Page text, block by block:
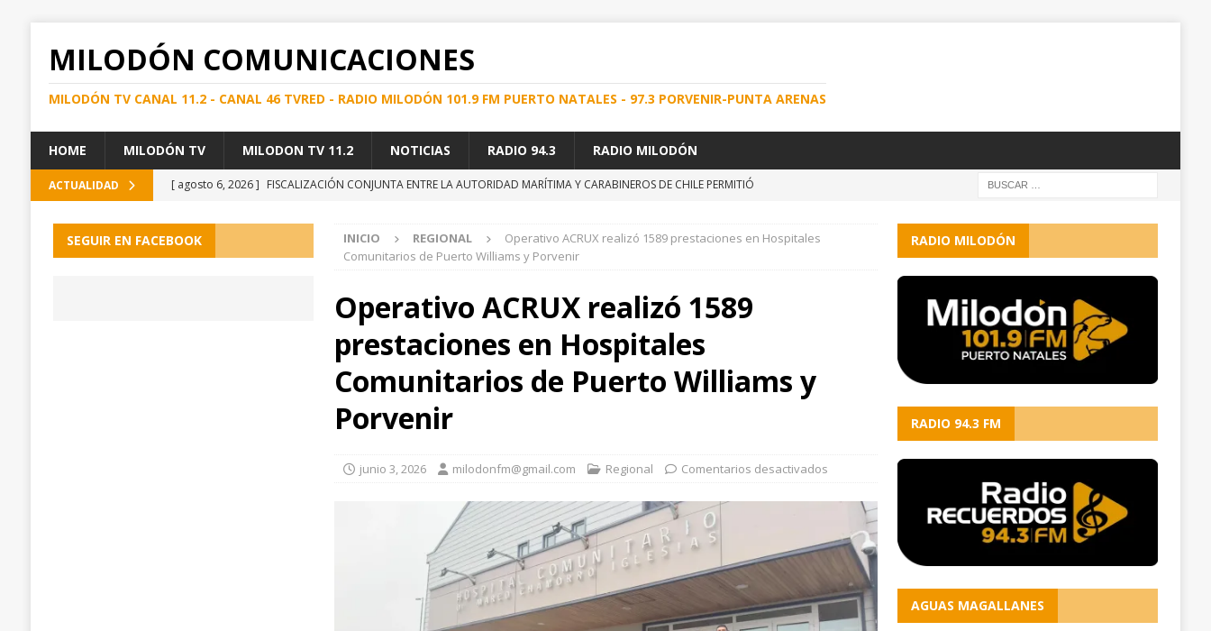
MILODÓN COMUNICACIONES
MILODÓN TV CANAL 11.2 - CANAL 46 TVRED - RADIO MILODÓN 101.9 FM PUERTO NATALES - 97.3 PORVENIR-PUNTA ARENAS
HOME MILODÓN TV MILODON TV 11.2 NOTICIAS RADIO 94.3 RADIO MILODÓN
ACTUALIDAD [ agosto 6, 2026 ] FISCALIZACIÓN CONJUNTA ENTRE LA AUTORIDAD MARÍTIMA Y CARABINEROS DE CHILE PERMITIÓ
[ agosto 6, 2026 ]
EN MAGALLANES LA PROTECCIÓN DE INSTALACIONES SANITARIAS DEBE SER UN HÁBITO DURANTE
Visita técnica del SEREMI de Energía en el Hospital Clínico de Magallanes
REGIONAL
Incorporando necesidades de la comunidad, se dio inicio a nuevo servicio terrestre que une
PUERTO NATALES
INICIO REGIONAL
Operativo ACRUX realizó 1589 prestaciones en Hospitales
Comunitarios de Puerto Williams y Porvenir
Operativo ACRUX realizó 1589
prestaciones en Hospitales
Comunitarios de Puerto Williams y
Porvenir
junio 3, 2026 milodonfm@gmail.com Regional Comentarios desactivados
SEGUIR EN FACEBOOK RADIO MILODÓN
RADIO 94.3 FM
AGUAS MAGALLANES